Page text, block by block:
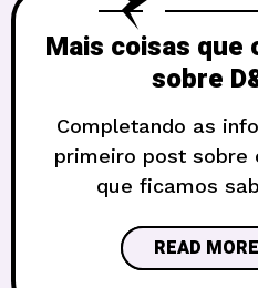
Mais coisas que
sobre
Completando as
primeiro post sobre
que ficamos
atualizando a toda
Morningstar A
READ MORE